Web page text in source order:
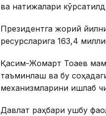
ва натижалари
Президентга жорий
ресурсларига 163,4
Қасим-Жомарт Тоқаев
таъминлаш ва бу
механизмларини ишлаб
Давлат раҳбари ушбу